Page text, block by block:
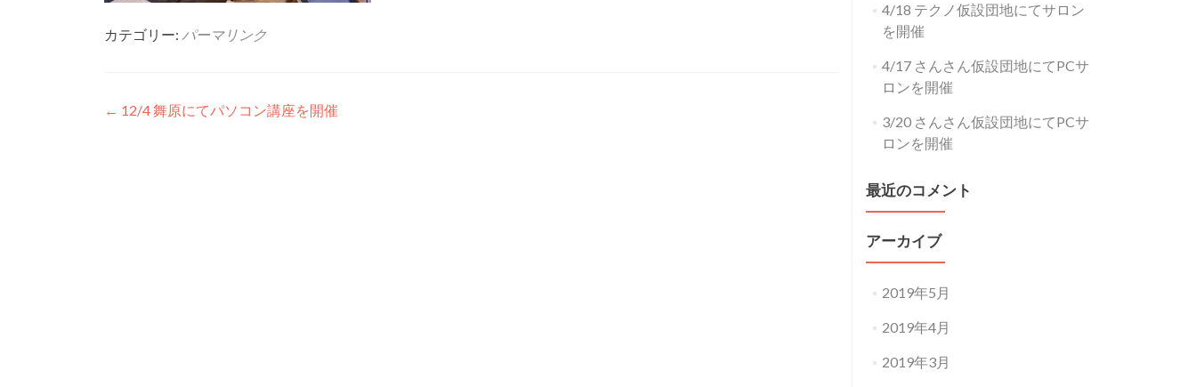
カテゴリー: パーマリンク
投稿ナビゲーション
← 12/4 舞原にてパソコン講座を開催
4/18 テクノ仮設団地にてサロン
を開催
4/17 さんさん仮設団地にてPCサ
ロンを開催
3/20 さんさん仮設団地にてPCサ
ロンを開催
最近のコメント
アーカイブ
2019年5月
2019年4月
2019年3月